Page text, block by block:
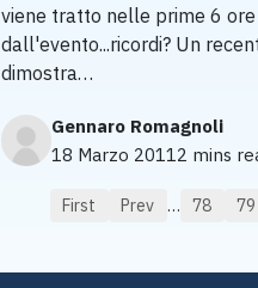
Gennaro Romagnoli
18 Marzo 20112 mins
viene tratto nelle prime 6 ore
dall'evento...ricordi? Un
dimostra…
First Prev … 78 79